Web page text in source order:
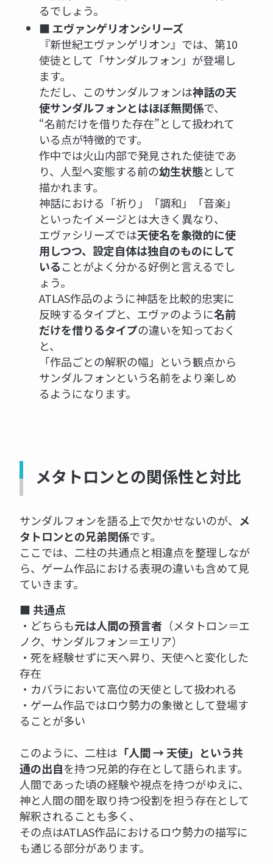
るでしょう。
■ エヴァンゲリオンシリーズ
『新世紀エヴァンゲリオン』では、第10
使徒として「サンダルフォン」が登場し
ます。
ただし、このサンダルフォンは神話の天
使サンダルフォンとはほぼ無関係で、
“名前だけを借りた存在”として扱われて
いる点が特徴的です。
作中では火山内部で発見された使徒であ
り、人型へ変態する前の幼生状態として
描かれます。
神話における「祈り」「調和」「音楽」
といったイメージとは大きく異なり、
エヴァシリーズでは天使名を象徴的に使
用しつつ、設定自体は独自のものにして
いることがよく分かる好例と言えるでし
ょう。
ATLAS作品のように神話を比較的忠実に
反映するタイプと、エヴァのように名前
だけを借りるタイプの違いを知っておく
と、
「作品ごとの解釈の幅」という観点から
サンダルフォンという名前をより楽しめ
るようになります。
メタトロンとの関係性と対比
サンダルフォンを語る上で欠かせないのが、 メ
タトロンとの兄弟関係です。
ここでは、二柱の共通点と相違点を整理しなが
ら、ゲーム作品における表現の違いも含めて見
ていきます。
■ 共通点
・どちらも元は人間の預言者 （メタトロン＝エ
ノク、サンダルフォン＝エリア）
・死を経験せずに天へ昇り、天使へと変化した
存在
・カバラにおいて高位の天使として扱われる
・ゲーム作品ではロウ勢力の象徴として登場す
ることが多い
このように、二柱は 「人間 → 天使」という共
通の出自を持つ兄弟的存在として語られます。
人間であった頃の経験や視点を持つがゆえに、
神と人間の間を取り持つ役割を担う存在として
解釈されることも多く、
その点はATLAS作品におけるロウ勢力の描写に
も通じる部分があります。